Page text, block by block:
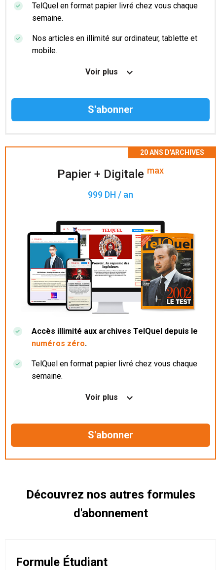
TelQuel en format papier livré chez vous chaque
semaine.
Nos articles en illimité sur ordinateur, tablette et
mobile.
Le magazine TelQuel en numérique avant la sortie
Voir plus
Papier + Digitale max
999 DH / an
Accès illimité aux archives TelQuel depuis le
numéros zéro.
TelQuel en format papier livré chez vous chaque
semaine.
Nos articles en illimité sur ordinateur, tablette et
Le magazine TelQuel en numérique avant la sortie
Des informations confidentielles résérvées aux
Voir plus
Découvrez nos autres formules
d'abonnement
Formule Étudiant